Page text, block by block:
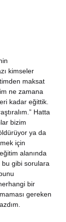
Fransızca
Ingilizce
Kişisel Gelişim
Psikoloji
Siyasi
kimseler
maksat
ne zamana
kadar eğittik.
Hatta
bizim
ya da
için
alanında
bu gibi sorulara
bir
gereken